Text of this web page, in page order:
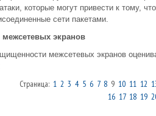
которые могут привести к тому, что
сети пакетами.
экранов
межсетевых экранов
Страница: 1 2 3 4 5 6 7 8 9 10 11 12
16 17 18 19